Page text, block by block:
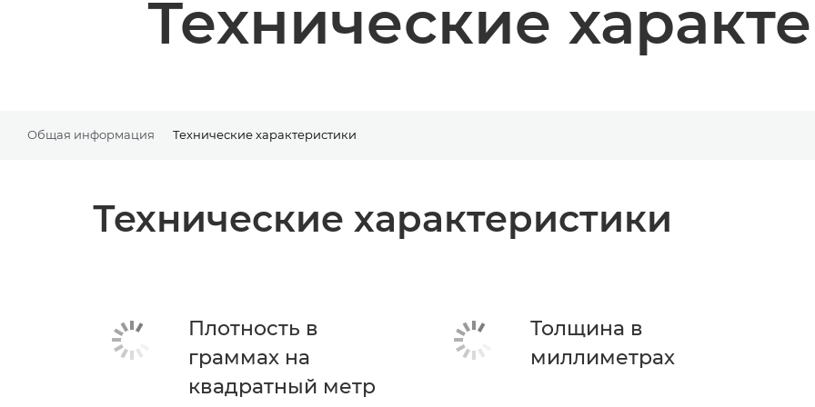
Технические
Общая информация Технические характеристики
Технические характеристики
Плотность в
граммах на
квадратный метр
Толщина в
миллиметрах